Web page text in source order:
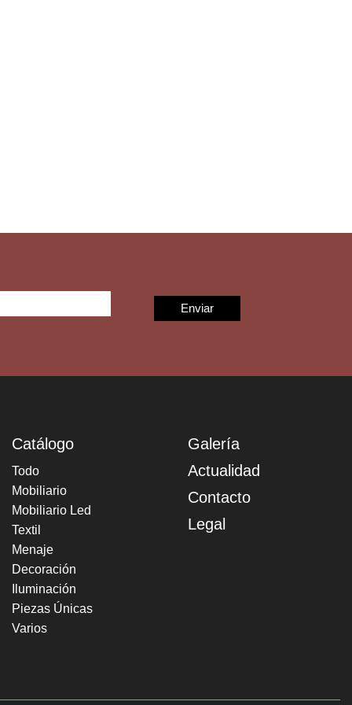
Catálogo
Todo
Mobiliario
Mobiliario Led
Textil
Menaje
Decoración
Iluminación
Piezas Únicas
Varios
Galería
Actualidad
Contacto
Legal